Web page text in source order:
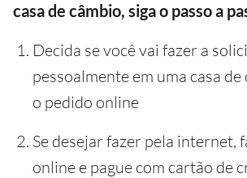
casa de câmbio, siga o passo a
Decida se você vai fazer a
pessoalmente em uma casa
o pedido online
Se desejar fazer pela internet,
online e pague com cartão de